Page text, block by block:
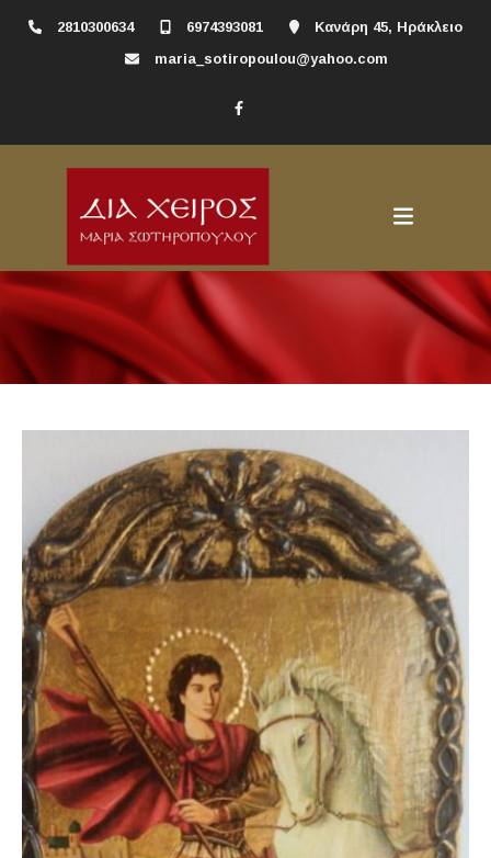
2810300634 6974393081
Κανάρη 45, Ηράκλειο
maria_sotiropoulou@yahoo.com